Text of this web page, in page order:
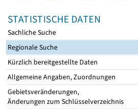
STATISTISCHE DATEN
Sachliche Suche
Regionale Suche
Kürzlich bereitgestellte Daten
Allgemeine Angaben, Zuordnungen
Gebietsveränderungen,
Änderungen zum Schlüsselverzeichnis